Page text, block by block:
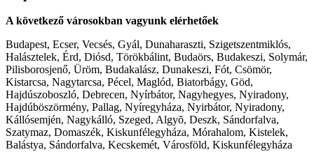
A következő városokban vagyunk elérhetőek
Budapest, Ecser, Vecsés, Gyál, Dunaharaszti, Szigetszentmiklós,
Halásztelek, Érd, Diósd, Törökbálint, Budaörs, Budakeszi, Solymár,
Pilisborosjenő, Üröm, Budakalász, Dunakeszi, Fót, Csömör,
Kistarcsa, Nagytarcsa, Pécel, Maglód, Biatorbágy, Göd,
Hajdúszoboszló, Debrecen, Nyírbátor, Nagyhegyes, Nyiradony,
Hajdúböszörmény, Pallag, Nyíregyháza, Nyirbátor, Nyiradony,
Kállósemjén, Nagykálló, Szeged, Algyõ, Deszk, Sándorfalva,
Szatymaz, Domaszék, Kiskunfélegyháza, Mórahalom, Kistelek,
Balástya, Sándorfalva, Kecskemét, Városföld, Kiskunfélegyháza